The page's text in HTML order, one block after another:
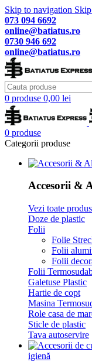
Skip to navigation
073 094 6692
online@batiatus.ro
0730 946 692
online@batiatus.ro
0 produse 0,00 lei
0 produse
Categorii produse
Accesorii &
Vezi toate
Doze de plastic
Folii
Folie
Folii
Folii
Folii
Galetuse Plastic
Hartie de copt
Masina
Role casa de
Sticle de plastic
Tava autoservire
igienă